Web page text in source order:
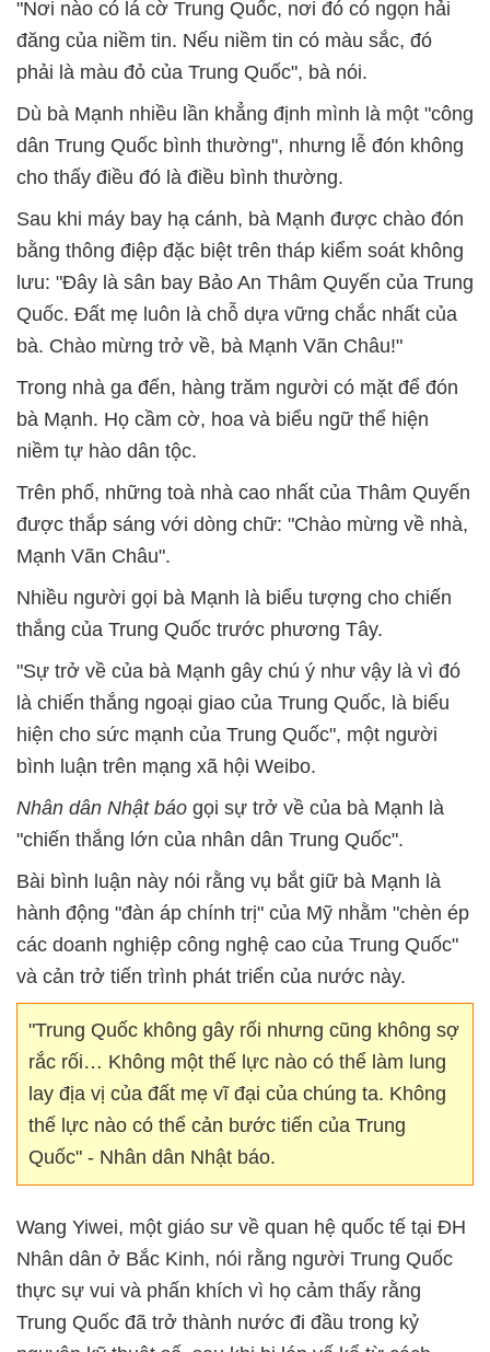
"Nơi nào có lá cờ Trung Quốc, nơi đó có ngọn hải
đăng của niềm tin. Nếu niềm tin có màu sắc, đó
phải là màu đỏ của Trung Quốc", bà nói.
Dù bà Mạnh nhiều lần khẳng định mình là một "công
dân Trung Quốc bình thường", nhưng lễ đón không
cho thấy điều đó là điều bình thường.
Sau khi máy bay hạ cánh, bà Mạnh được chào đón
bằng thông điệp đặc biệt trên tháp kiểm soát không
lưu: "Đây là sân bay Bảo An Thâm Quyến của Trung
Quốc. Đất mẹ luôn là chỗ dựa vững chắc nhất của
bà. Chào mừng trở về, bà Mạnh Vãn Châu!"
Trong nhà ga đến, hàng trăm người có mặt để đón
bà Mạnh. Họ cầm cờ, hoa và biểu ngữ thể hiện
niềm tự hào dân tộc.
Trên phố, những toà nhà cao nhất của Thâm Quyến
được thắp sáng với dòng chữ: "Chào mừng về nhà,
Mạnh Vãn Châu".
Nhiều người gọi bà Mạnh là biểu tượng cho chiến
thắng của Trung Quốc trước phương Tây.
"Sự trở về của bà Mạnh gây chú ý như vậy là vì đó
là chiến thắng ngoại giao của Trung Quốc, là biểu
hiện cho sức mạnh của Trung Quốc", một người
bình luận trên mạng xã hội Weibo.
Nhân dân Nhật báo gọi sự trở về của bà Mạnh là
"chiến thắng lớn của nhân dân Trung Quốc".
Bài bình luận này nói rằng vụ bắt giữ bà Mạnh là
hành động "đàn áp chính trị" của Mỹ nhằm "chèn ép
các doanh nghiệp công nghệ cao của Trung Quốc"
và cản trở tiến trình phát triển của nước này.
"Trung Quốc không gây rối nhưng cũng không sợ
rắc rối… Không một thế lực nào có thể làm lung
lay địa vị của đất mẹ vĩ đại của chúng ta. Không
thế lực nào có thể cản bước tiến của Trung
Quốc" - Nhân dân Nhật báo.
Wang Yiwei, một giáo sư về quan hệ quốc tế tại ĐH
Nhân dân ở Bắc Kinh, nói rằng người Trung Quốc
thực sự vui và phấn khích vì họ cảm thấy rằng
Trung Quốc đã trở thành nước đi đầu trong kỷ